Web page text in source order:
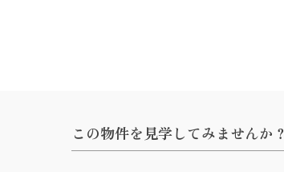
この物件を見学してみませんか？